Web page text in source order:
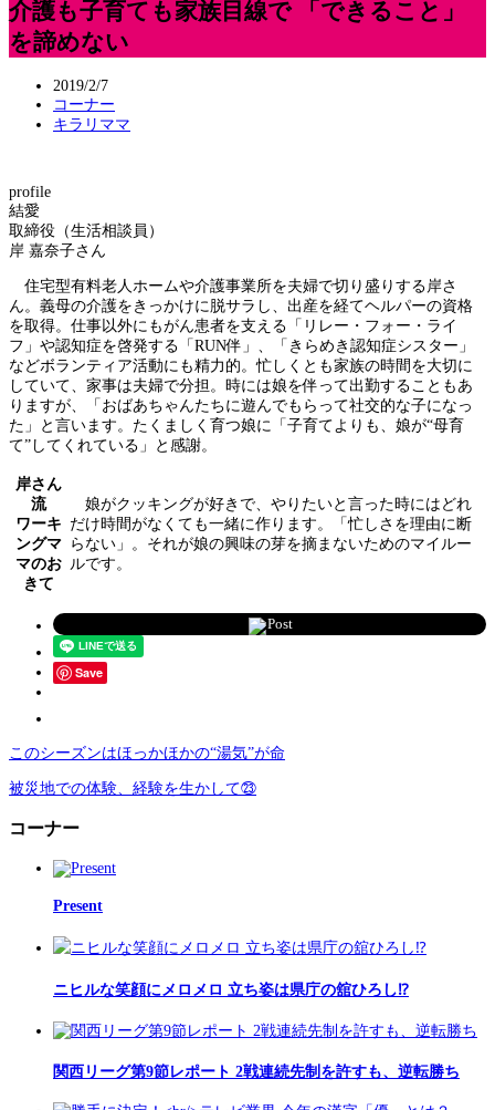
介護も子育ても家族目線で 「できること」
を諦めない
2019/2/7
コーナー
キラリママ
profile
結愛
取締役（生活相談員）
岸 嘉奈子さん
住宅型有料老人ホームや介護事業所を夫婦で切り盛りする岸さ
ん。義母の介護をきっかけに脱サラし、出産を経てヘルパーの資格
を取得。仕事以外にもがん患者を支える「リレー・フォー・ライ
フ」や認知症を啓発する「RUN伴」、「きらめき認知症シスター」
などボランティア活動にも精力的。忙しくとも家族の時間を大切に
していて、家事は夫婦で分担。時には娘を伴って出勤することもあ
りますが、「おばあちゃんたちに遊んでもらって社交的な子になっ
た」と言います。たくましく育つ娘に「子育てよりも、娘が“母育
て”してくれている」と感謝。
岸さん
流
ワーキ
ングマ
マのお
きて
娘がクッキングが好きで、やりたいと言った時にはどれ
だけ時間がなくても一緒に作ります。「忙しさを理由に断
らない」。それが娘の興味の芽を摘まないためのマイルー
ルです。
Post
Save
このシーズンはほっかほかの“湯気”が命
被災地での体験、経験を生かして㉓
コーナー
Present
ニヒルな笑顔にメロメロ 立ち姿は県庁の舘ひろし⁉
関西リーグ第9節レポート 2戦連続先制を許すも、逆転勝ち